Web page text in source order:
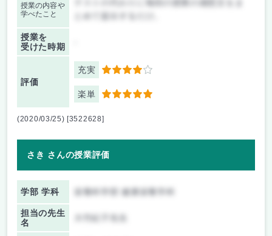
授業の内容や
学べたこと
テストの代わりに毎回の授業の感想文をま
授業を
受けた時期
評価
充実 4
楽単 5
(2020/03/25) [3522628]
さき さんの授業評価
学部 学科 栄養科学部 健康栄養学科
担当の先生
名